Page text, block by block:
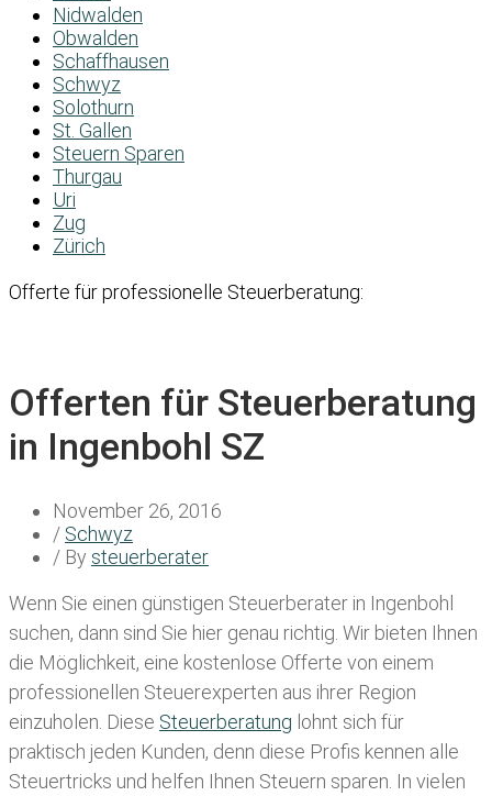
Nidwalden
Obwalden
Schaffhausen
Schwyz
Solothurn
St. Gallen
Steuern Sparen
Thurgau
Uri
Zug
Zürich
Offerte für professionelle Steuerberatung:
Offerten für Steuerberatung
in Ingenbohl SZ
November 26, 2016
/ Schwyz
/ By steuerberater
Wenn Sie einen günstigen Steuerberater in Ingenbohl
suchen, dann sind Sie hier genau richtig. Wir bieten Ihnen
die Möglichkeit, eine kostenlose Offerte von einem
professionellen Steuerexperten aus ihrer Region
einzuholen. Diese Steuerberatung lohnt sich für
praktisch jeden Kunden, denn diese Profis kennen alle
Steuertricks und helfen Ihnen Steuern sparen. In vielen